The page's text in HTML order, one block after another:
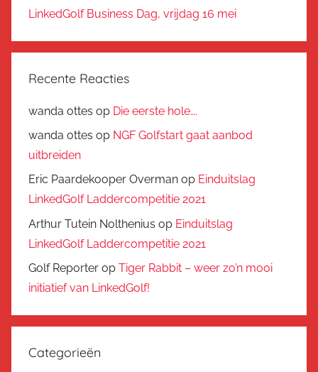
LinkedGolf Business Dag, vrijdag 16 mei
Recente Reacties
wanda ottes op Die eerste hole….
wanda ottes op NGF Golfstart gaat aanbod
uitbreiden
Eric Paardekooper Overman op Einduitslag
LinkedGolf Laddercompetitie 2021
Arthur Tutein Nolthenius op Einduitslag
LinkedGolf Laddercompetitie 2021
Golf Reporter op Tiger Rabbit – weer zo’n mooi
initiatief van LinkedGolf!
Categorieën